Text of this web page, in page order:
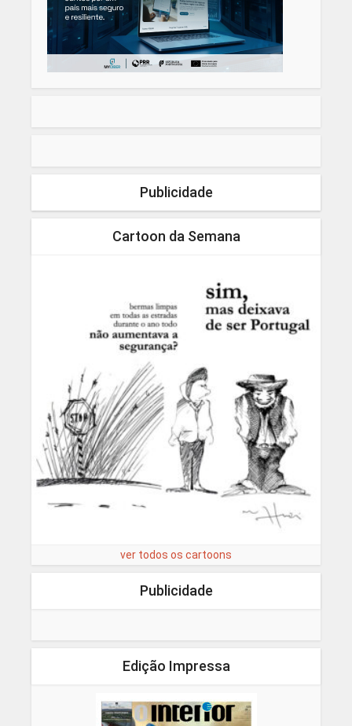
Publicidade
Cartoon da Semana
ver todos os cartoons
Publicidade
Edição Impressa